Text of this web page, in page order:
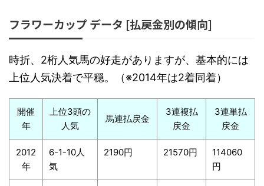
フラワーカップ データ [払戻金別の傾向]
時折、2桁人気馬の好走がありますが、基本的には
上位人気決着で平穏。（※2014年は2着同着）
開催
年
上位3頭の
人気
馬連払戻金
3連複払
戻金
3連単払
戻金
2012
年
6-1-10人
気
2190円 21570円
114060
円